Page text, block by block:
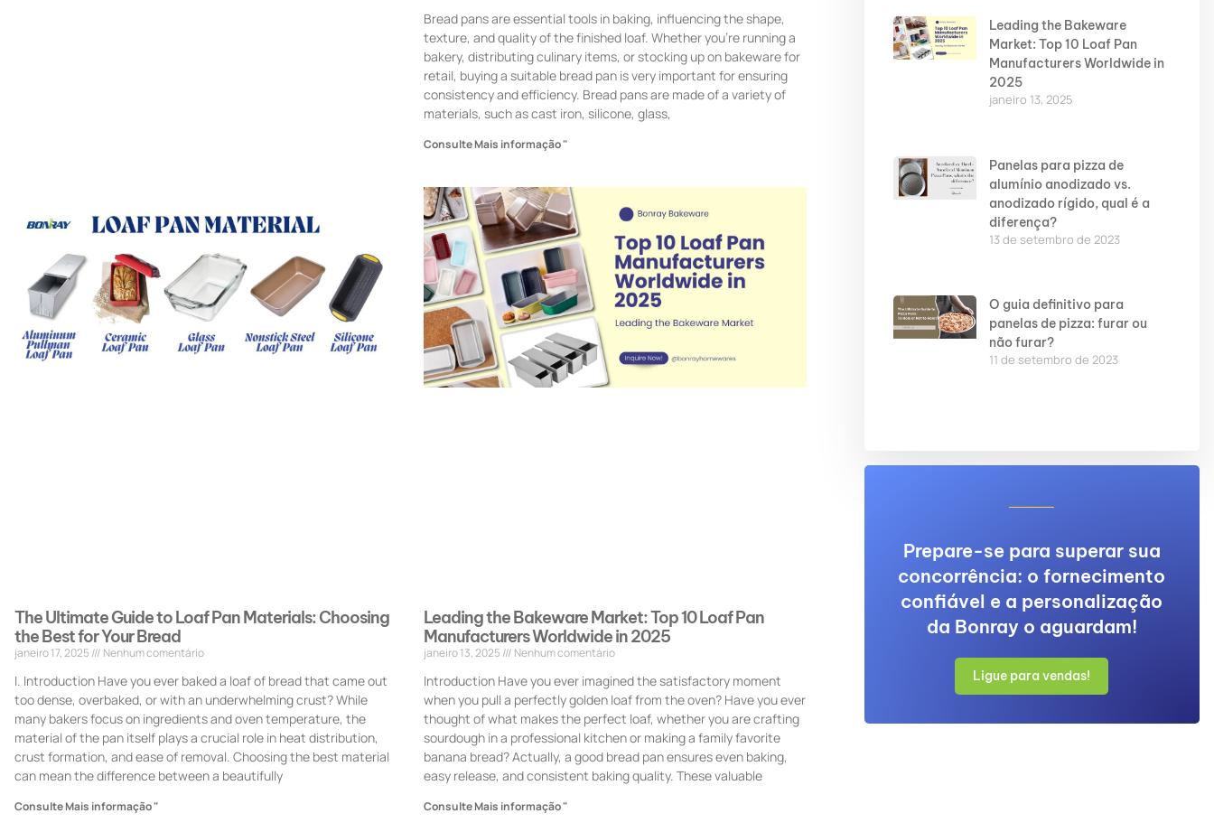
Bread pans are essential tools in baking, influencing the shape,
texture, and quality of the finished loaf. Whether you’re running a
bakery, distributing culinary items, or stocking up on bakeware for
retail, buying a suitable bread pan is very important for ensuring
consistency and efficiency. Bread pans are made of a variety of
materials, such as cast iron, silicone, glass,
Consulte Mais informação "
The Ultimate Guide to Loaf Pan Materials: Choosing
the Best for Your Bread
janeiro 17, 2025 Nenhum comentário
I. Introduction Have you ever baked a loaf of bread that came out
too dense, overbaked, or with an underwhelming crust? While
many bakers focus on ingredients and oven temperature, the
material of the pan itself plays a crucial role in heat distribution,
crust formation, and ease of removal. Choosing the best material
can mean the difference between a beautifully
Consulte Mais informação "
Leading the Bakeware Market: Top 10 Loaf Pan
Manufacturers Worldwide in 2025
janeiro 13, 2025 Nenhum comentário
Introduction Have you ever imagined the satisfactory moment
when you pull a perfectly golden loaf from the oven? Have you ever
thought of what makes the perfect loaf, whether you are crafting
sourdough in a professional kitchen or making a family favorite
banana bread? Actually, a good bread pan ensures even baking,
easy release, and consistent baking quality. These valuable
Consulte Mais informação "
Leading the Bakeware
Market: Top 10 Loaf Pan
Manufacturers Worldwide in
2025
janeiro 13, 2025
Panelas para pizza de
alumínio anodizado vs.
anodizado rígido, qual é a
diferença?
13 de setembro de 2023
O guia definitivo para
panelas de pizza: furar ou
não furar?
11 de setembro de 2023
Prepare-se para superar sua
concorrência: o fornecimento
confiável e a personalização
da Bonray o aguardam!
Ligue para vendas!